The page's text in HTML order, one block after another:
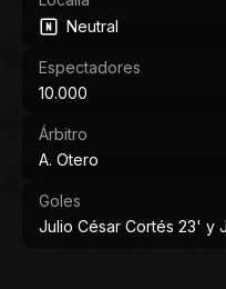
Neutral
Espectadores
10.000
Árbitro
A. Otero
Goles
Julio César Cortés 23' y